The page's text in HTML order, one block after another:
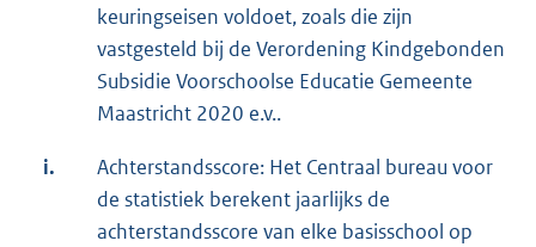
keuringseisen voldoet, zoals die zijn
vastgesteld bij de Verordening Kindgebonden
Subsidie Voorschoolse Educatie Gemeente
Maastricht 2020 e.v..
i.
Achterstandsscore: Het Centraal bureau voor
de statistiek berekent jaarlijks de
achterstandsscore van elke basisschool op